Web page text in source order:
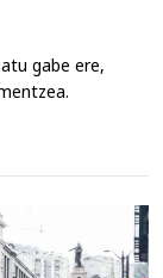
gabe ere,